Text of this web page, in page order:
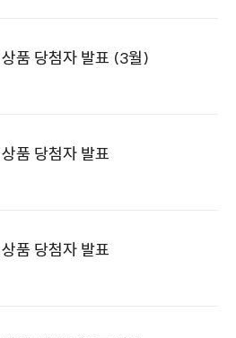
품 당첨자 발표 (3월)
품 당첨자 발표
품 당첨자 발표